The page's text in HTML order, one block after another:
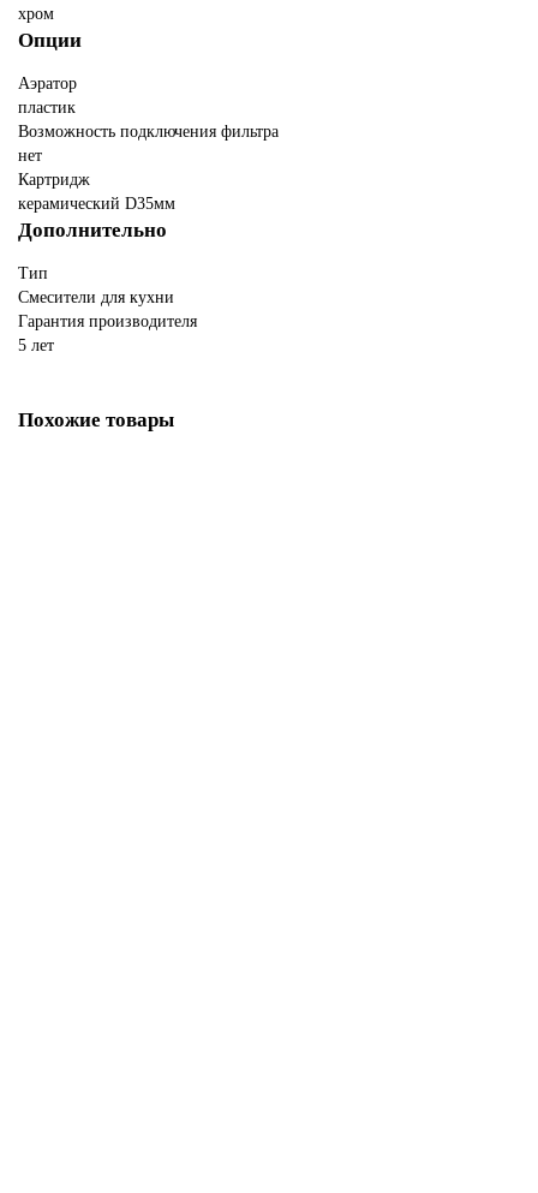
хром
Опции
Аэратор
пластик
Возможность подключения фильтра
нет
Картридж
керамический D35мм
Дополнительно
Тип
Смесители для кухни
Гарантия производителя
5 лет
Похожие товары